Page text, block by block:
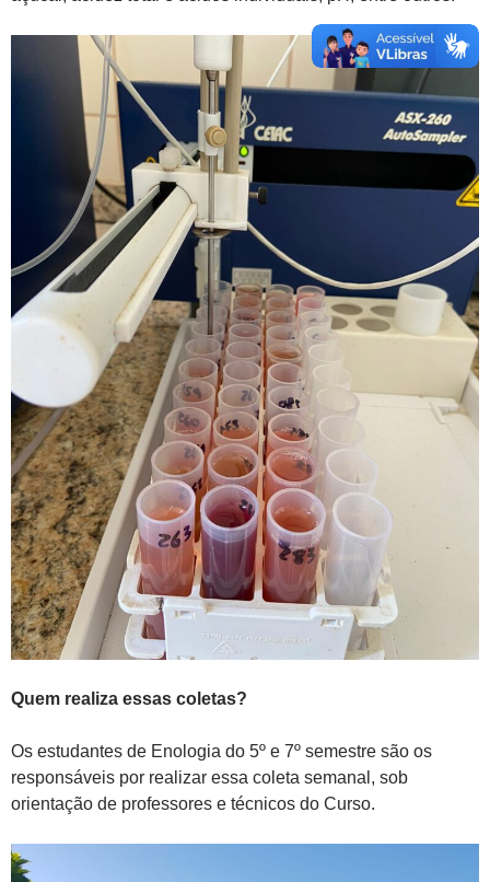
Quem realiza essas coletas?
Os estudantes de Enologia do 5º e 7º semestre são os
responsáveis por realizar essa coleta semanal, sob
orientação de professores e técnicos do Curso.